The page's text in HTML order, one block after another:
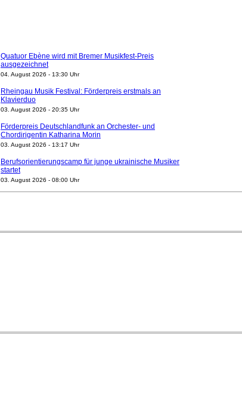
Quatuor Ebène wird mit Bremer Musikfest-Preis
ausgezeichnet
04. August 2026 - 13:30 Uhr
Rheingau Musik Festival: Förderpreis erstmals an
Klavierduo
03. August 2026 - 20:35 Uhr
Förderpreis Deutschlandfunk an Orchester- und
Chordirigentin Katharina Morin
03. August 2026 - 13:17 Uhr
Berufsorientierungscamp für junge ukrainische Musiker
startet
03. August 2026 - 08:00 Uhr
Regensburger Generalmusikdirektor Stefan Veselka